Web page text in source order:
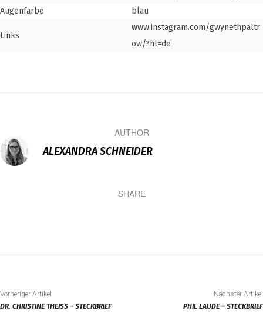
Augenfarbe
blau
Links
www.instagram.com/gwynethpaltr
ow/?hl=de
AUTHOR
ALEXANDRA SCHNEIDER
SHARE
Vorheriger Artikel
DR. CHRISTINE THEISS – STECKBRIEF
Nächster Artikel
PHIL LAUDE – STECKBRIEF